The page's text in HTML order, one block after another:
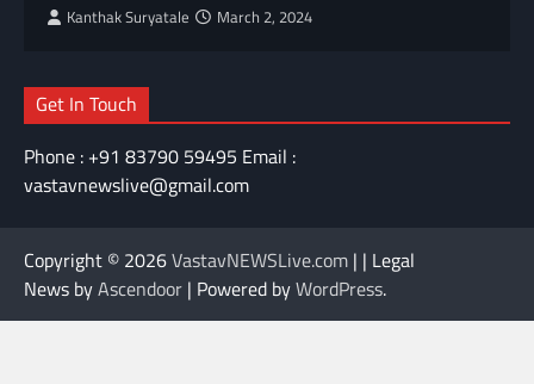
Kanthak Suryatale March 2, 2024
Get In Touch
Phone : +91 83790 59495 Email :
vastavnewslive@gmail.com
Copyright © 2026VastavNEWSLive.com | | Legal
News byAscendoor | Powered byWordPress.